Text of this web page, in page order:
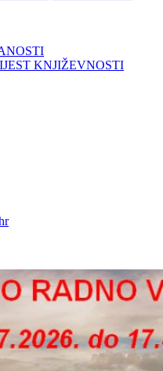
KNJIŽEVNOSTI